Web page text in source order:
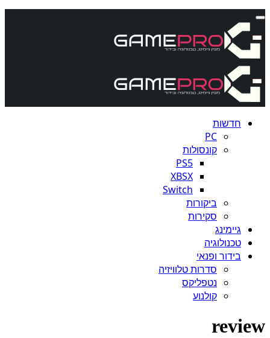
חדשות
PC
קונסולות
PS5
XBSX
Switch
ביקורות
סקירות
גיימינג
טכנולוגיה
בידור ופנאי
סדרות טלוויזיה
נטפליקס
קולנוע
review